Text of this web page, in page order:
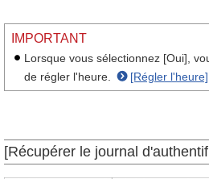
IMPORTANT
Lorsque vous sélectionnez [Oui],
de régler l'heure.
[Régler l'heure]
[Récupérer le journal